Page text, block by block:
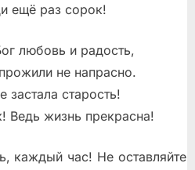
ещё раз сорок!
любовь и радость,
не напрасно.
застала старость!
Ведь жизнь прекрасна!
каждый час! Не оставляйте